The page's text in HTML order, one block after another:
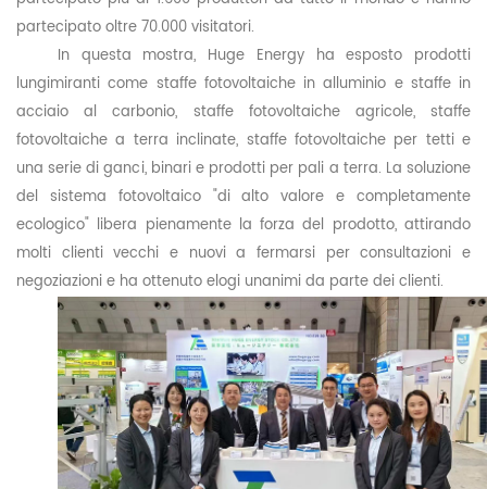
partecipato oltre 70.000 visitatori.
In questa mostra, Huge Energy ha esposto prodotti
lungimiranti come staffe fotovoltaiche in alluminio e staffe in
acciaio al carbonio, staffe fotovoltaiche agricole,staffe
fotovoltaiche a terra inclinate, staffe fotovoltaiche per tetti e
una serie di ganci, binari e prodotti per pali a terra. La soluzione
del sistema fotovoltaico "di alto valore e completamente
ecologico" libera pienamente la forza del prodotto, attirando
molti clienti vecchi e nuovi a fermarsi per consultazioni e
negoziazioni e ha ottenuto elogi unanimi da parte dei clienti.